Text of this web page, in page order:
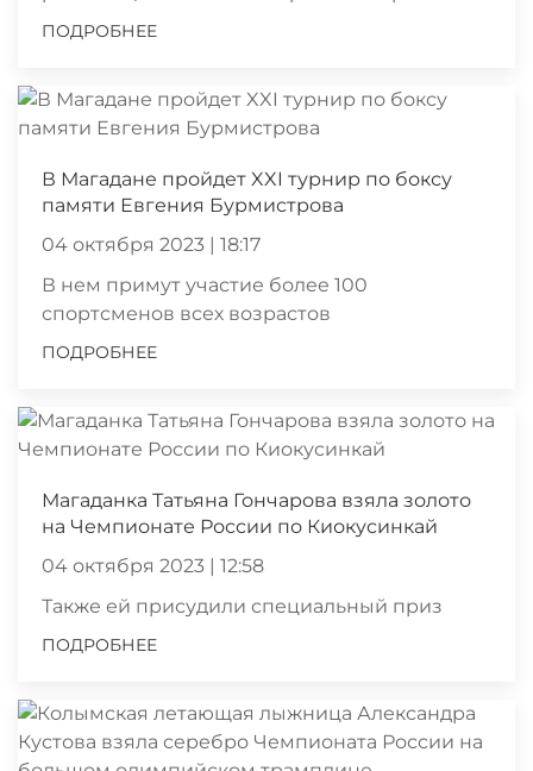
ПОДРОБНЕЕ
В Магадане пройдет XXI турнир по боксу
памяти Евгения Бурмистрова
04 октября 2023 | 18:17
В нем примут участие более 100
спортсменов всех возрастов
ПОДРОБНЕЕ
Магаданка Татьяна Гончарова взяла золото
на Чемпионате России по Киокусинкай
04 октября 2023 | 12:58
Также ей присудили специальный приз
ПОДРОБНЕЕ